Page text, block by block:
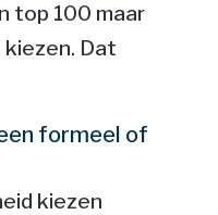
top 100 maar
Dat
formeel of
kiezen